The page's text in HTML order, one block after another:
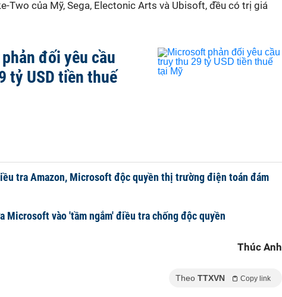
Two của Mỹ, Sega, Electonic Arts và Ubisoft, đều có trị giá
đối yêu cầu
tỷ USD tiền thuế
tra Amazon, Microsoft độc quyền thị trường điện toán đám
Microsoft vào 'tầm ngắm' điều tra chống độc quyền
Thúc Anh
Theo TTXVN Copy link